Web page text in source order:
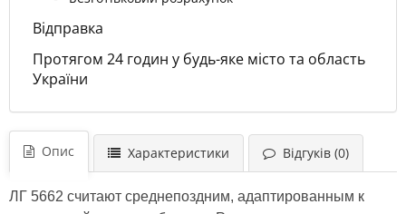
Відправка
Протягом 24 годин у будь-яке місто та область
України
Опис Характеристики Відгуків (0)
ЛГ 5662 считают среднепоздним, адаптированным к